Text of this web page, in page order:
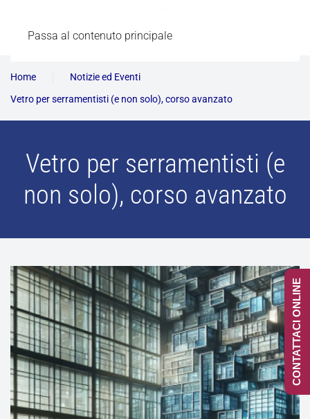
Passa al contenuto principale
Home
Notizie ed Eventi
Vetro per serramentisti (e non solo), corso avanzato
Vetro per serramentisti (e
non solo), corso avanzato
CONTATTACI ONLINE